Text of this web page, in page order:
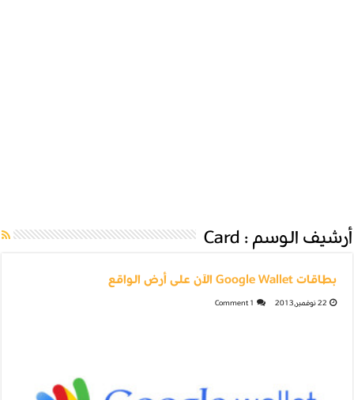
أرشيف الوسم : Card
بطاقات Google Wallet الآن على أرض الواقع
22 نوفمبر,2013 1 Comment